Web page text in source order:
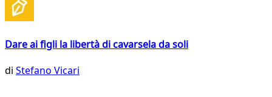
Dare ai figli la libertà di cavarsela da soli
di Stefano Vicari